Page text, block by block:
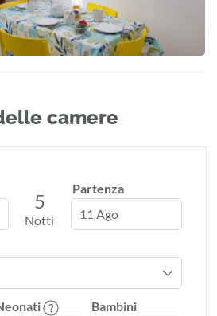
camere
5
Notti
Partenza
11 Ago
Bambini